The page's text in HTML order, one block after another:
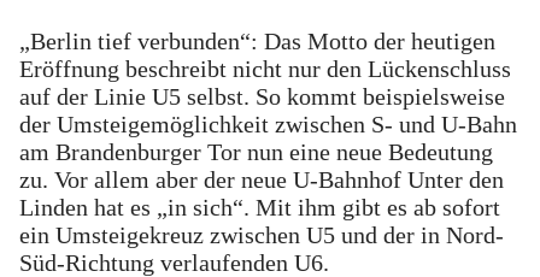
„Berlin tief verbunden“: Das Motto der heutigen
Eröffnung beschreibt nicht nur den Lückenschluss
auf der Linie U5 selbst. So kommt beispielsweise
der Umsteigemöglichkeit zwischen S- und U-Bahn
am Brandenburger Tor nun eine neue Bedeutung
zu. Vor allem aber der neue U-Bahnhof Unter den
Linden hat es „in sich“. Mit ihm gibt es ab sofort
ein Umsteigekreuz zwischen U5 und der in Nord-
Süd-Richtung verlaufenden U6.